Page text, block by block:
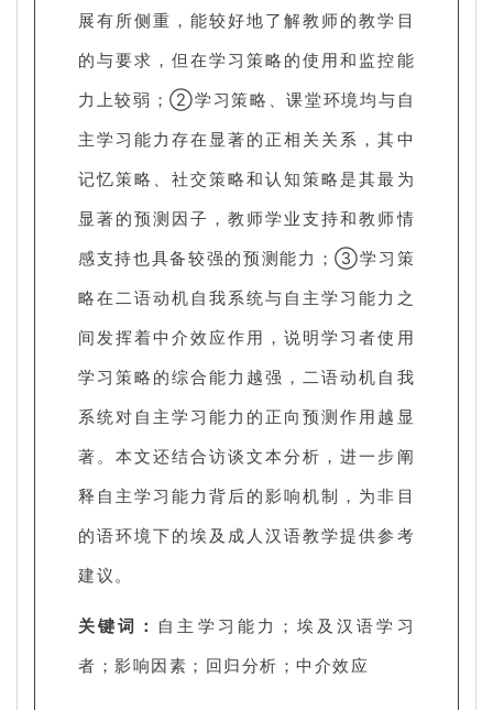
展有所侧重，能较好地了解教师的教学目
的与要求，但在学习策略的使用和监控能
力上较弱；②学习策略、课堂环境均与自
主学习能力存在显著的正相关关系，其中
记忆策略、社交策略和认知策略是其最为
显著的预测因子，教师学业支持和教师情
感支持也具备较强的预测能力；③学习策
略在二语动机自我系统与自主学习能力之
间发挥着中介效应作用，说明学习者使用
学习策略的综合能力越强，二语动机自我
系统对自主学习能力的正向预测作用越显
著。本文还结合访谈文本分析，进一步阐
释自主学习能力背后的影响机制，为非目
的语环境下的埃及成人汉语教学提供参考
建议。
关键词： 自主学习能力；埃及汉语学习
者；影响因素；回归分析；中介效应